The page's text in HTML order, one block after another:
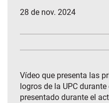
28 de nov. 2024
Vídeo que presenta las
logros de la UPC
presentado durante el